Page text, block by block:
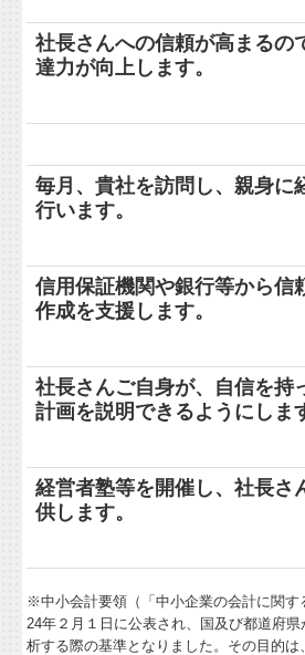
経営革新等支援機関とは
経営アドバイス・コーナー
改正消費税への対応
早期経営改善計画の策定支援
関与先向け融資商品ご紹介
所長のメルマガ
社長さんへの信頼が高まるの
達力が向上します。
毎月、貴社を訪問し、親身に
行います。
信用保証機関や銀行等から信
作成を支援します。
社長さんご自身が、自信を持
計画を説明できるようにしま
経営者塾等を開催 し、社長さ
供します。
※中小会計要領（「中小企業の会計に関す
24年２月１日に公表され、国及び都道府
析する際の基準となりました。その目的